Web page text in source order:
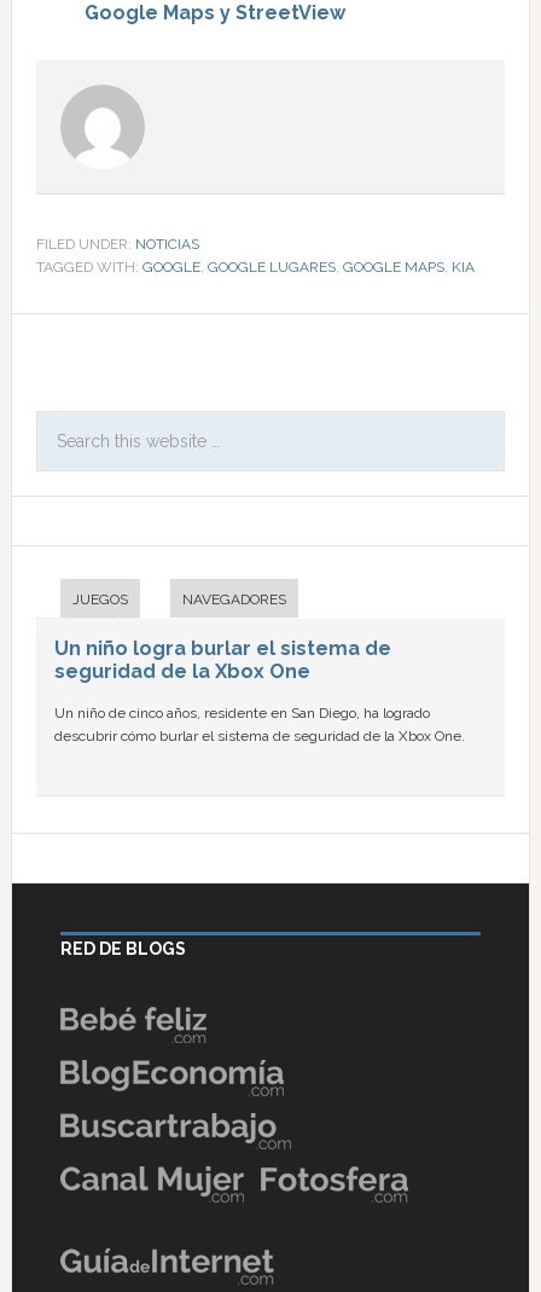
Google Maps y StreetView
FILED UNDER: NOTICIAS
TAGGED WITH: GOOGLE, GOOGLE LUGARES, GOOGLE MAPS, KIA
JUEGOS NAVEGADORES
Un niño logra burlar el sistema de
seguridad de la Xbox One
Un niño de cinco años, residente en San Diego, ha logrado
descubrir cómo burlar el sistema de seguridad de la Xbox One.
RED DE BLOGS